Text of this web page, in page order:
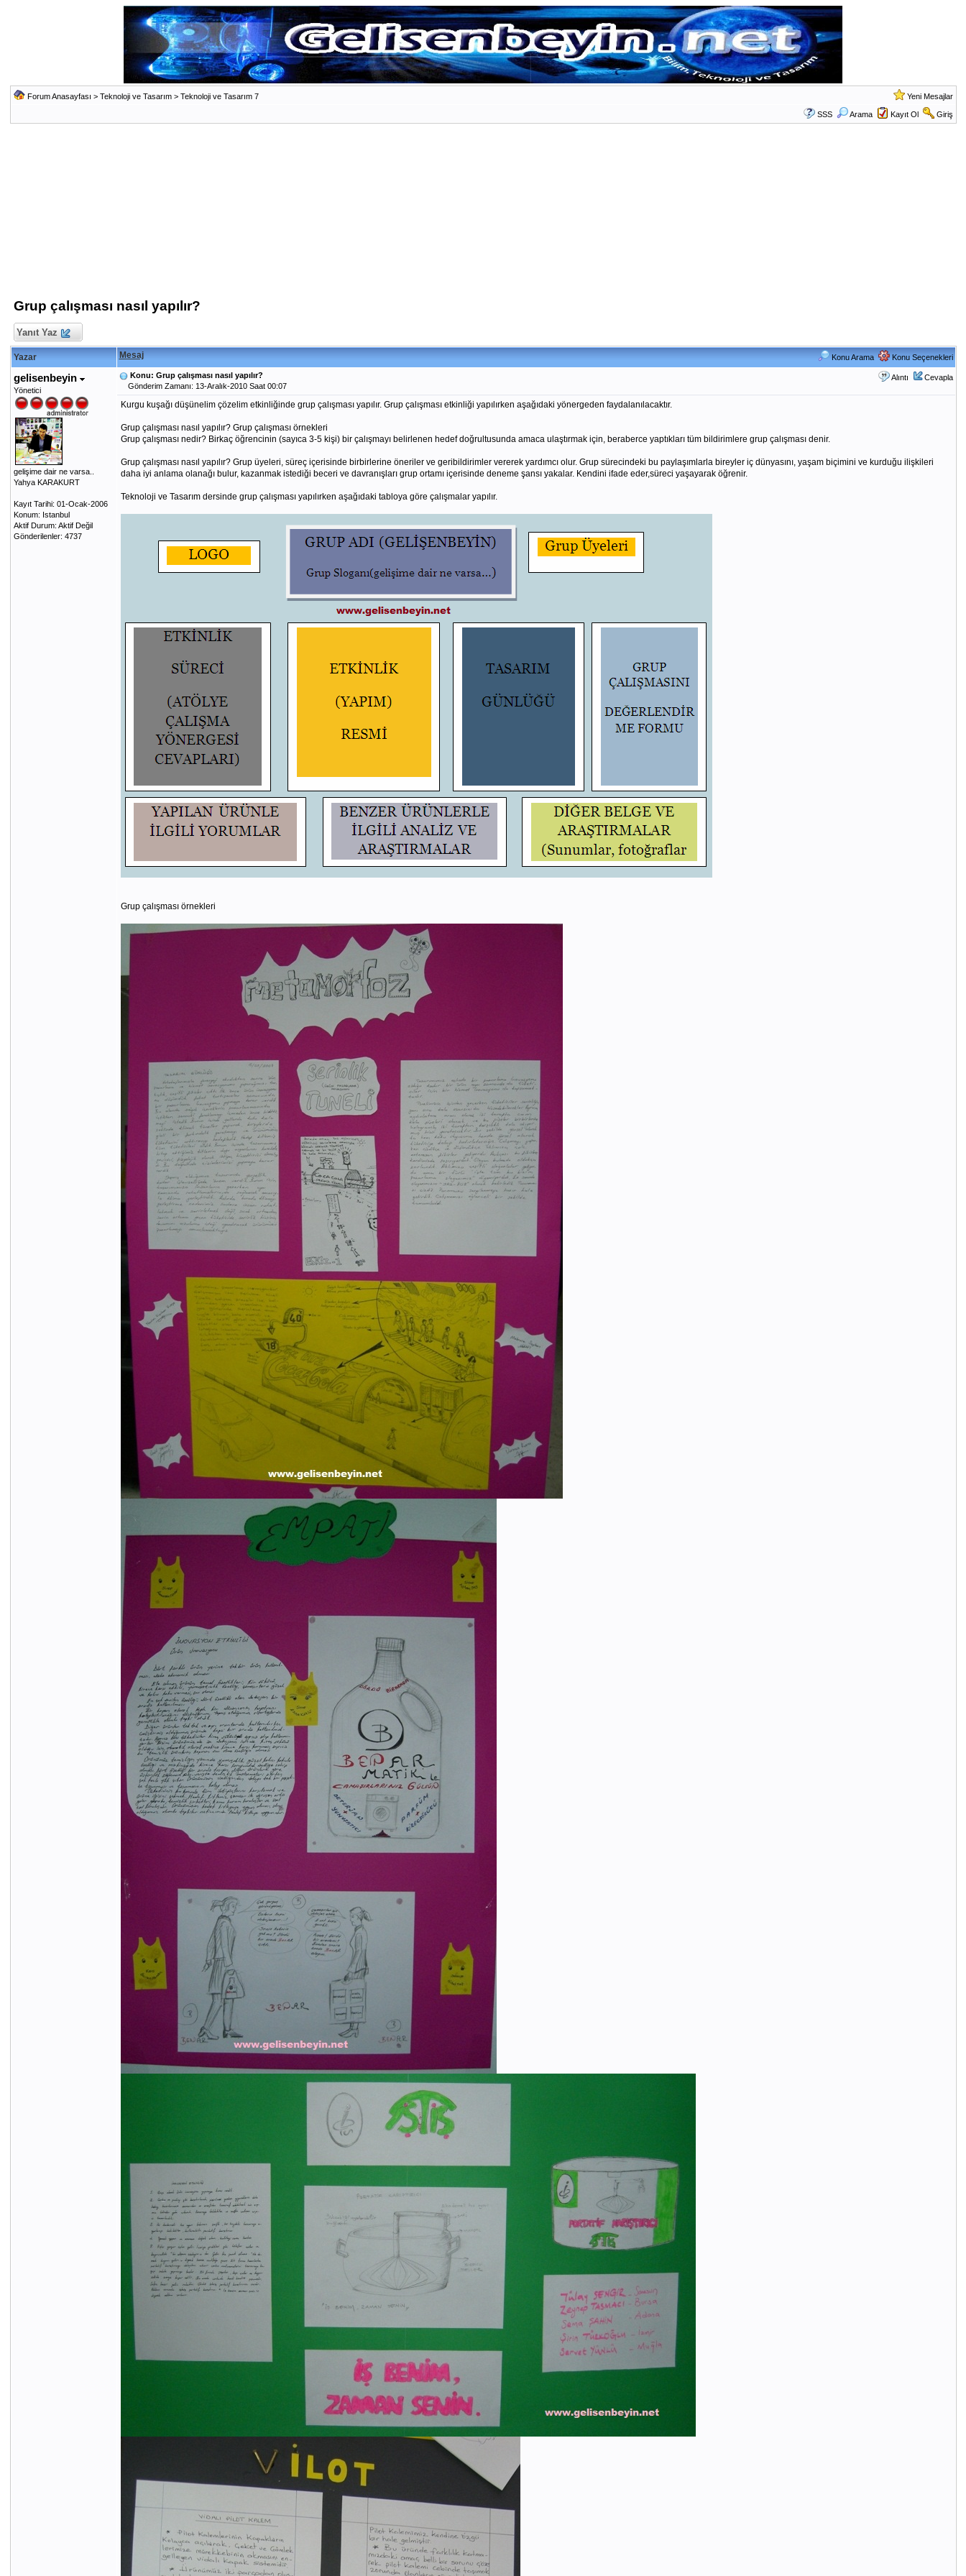
Forum Anasayfası > Teknoloji ve Tasarım> Teknoloji ve Tasarım 7 Yeni Mesajlar
SSS Arama Kayıt Ol Giriş
Grup çalışması nasıl yapılır?
Yanıt Yaz
Yazar Mesaj Konu Arama Konu Seçenekleri
gelisenbeyin
Yönetici
gelişime dair ne varsa..
Yahya KARAKURT
Kayıt Tarihi: 01-Ocak-2006
Konum: Istanbul
Aktif Durum: Aktif Değil
Gönderilenler: 4737
Alıntı Cevapla
Konu: Grup çalışması nasıl yapılır?
Gönderim Zamanı: 13-Aralık-2010 Saat 00:07
Kurgu kuşağı düşünelim çözelim etkinliğinde grup çalışması yapılır. Grup çalışması etkinliği yapılırken aşağıdaki yönergeden faydalanılacaktır.
Grup çalışması nasıl yapılır? Grup çalışması örnekleri
Grup çalışması nedir? Birkaç öğrencinin (sayıca 3-5 kişi) bir çalışmayı belirlenen hedef doğrultusunda amaca ulaştırmak için, beraberce yaptıkları tüm bildirimlere grup çalışması denir.
Grup çalışması nasıl yapılır? Grup üyeleri, süreç içerisinde birbirlerine öneriler ve geribildirimler vererek yardımcı olur. Grup sürecindeki bu paylaşımlarla bireyler iç dünyasını, yaşam biçimini ve kurduğu ilişkileri
daha iyi anlama olanağı bulur, kazanmak istediği beceri ve davranışları grup ortamı içerisinde deneme şansı yakalar. Kendini ifade eder,süreci yaşayarak öğrenir.
Teknoloji ve Tasarım dersinde grup çalışması yapılırken aşağıdaki tabloya göre çalışmalar yapılır.
Grup çalışması örnekleri